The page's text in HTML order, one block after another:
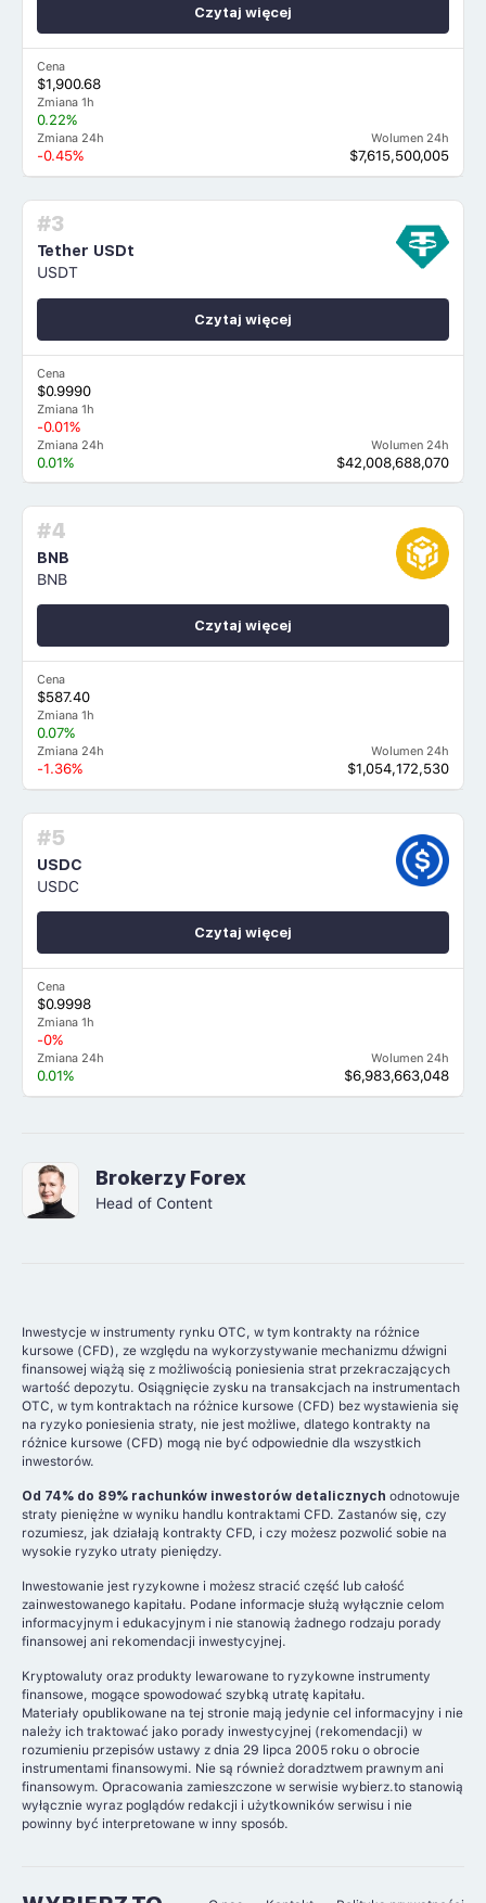
Cena
$1,900.68
Zmiana 1h
0.22%
Zmiana 24h
-0.45%
Wolumen 24h
$7,615,500,005
Czytaj więcej
#3
Tether USDt
USDT
Cena
$0.9990
Zmiana 1h
-0.01%
Zmiana 24h
0.01%
Wolumen 24h
$42,008,688,070
Czytaj więcej
#4
BNB
BNB
Cena
$587.40
Zmiana 1h
0.07%
Zmiana 24h
-1.36%
Wolumen 24h
$1,054,172,530
Czytaj więcej
#5
USDC
USDC
Cena
$0.9998
Zmiana 1h
-0%
Zmiana 24h
0.01%
Wolumen 24h
$6,983,663,048
Czytaj więcej
Brokerzy Forex
Head of Content
Inwestycje w instrumenty rynku OTC, w tym kontrakty na różnice
kursowe (CFD), ze względu na wykorzystywanie mechanizmu dźwigni
finansowej wiążą się z możliwością poniesienia strat przekraczających
wartość depozytu. Osiągnięcie zysku na transakcjach na instrumentach
OTC, w tym kontraktach na różnice kursowe (CFD) bez wystawienia się
na ryzyko poniesienia straty, nie jest możliwe, dlatego kontrakty na
różnice kursowe (CFD) mogą nie być odpowiednie dla wszystkich
inwestorów.
Od 74% do 89% rachunków inwestorów detalicznych odnotowuje
straty pieniężne w wyniku handlu kontraktami CFD. Zastanów się, czy
rozumiesz, jak działają kontrakty CFD, i czy możesz pozwolić sobie na
wysokie ryzyko utraty pieniędzy.
Inwestowanie jest ryzykowne i możesz stracić część lub całość
zainwestowanego kapitału. Podane informacje służą wyłącznie celom
informacyjnym i edukacyjnym i nie stanowią żadnego rodzaju porady
finansowej ani rekomendacji inwestycyjnej.
Kryptowaluty oraz produkty lewarowane to ryzykowne instrumenty
finansowe, mogące spowodować szybką utratę kapitału.
Materiały opublikowane na tej stronie mają jedynie cel informacyjny i nie
należy ich traktować jako porady inwestycyjnej (rekomendacji) w
rozumieniu przepisów ustawy z dnia 29 lipca 2005 roku o obrocie
instrumentami finansowymi. Nie są również doradztwem prawnym ani
finansowym. Opracowania zamieszczone w serwisie wybierz.to stanowią
wyłącznie wyraz poglądów redakcji i użytkowników serwisu i nie
powinny być interpretowane w inny sposób.